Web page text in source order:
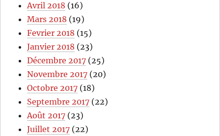
Avril 2018 (16)
Mars 2018 (19)
Fevrier 2018 (15)
Janvier 2018 (23)
Décembre 2017 (25)
Novembre 2017 (20)
Octobre 2017 (18)
Septembre 2017 (22)
Août 2017 (23)
Juillet 2017 (22)